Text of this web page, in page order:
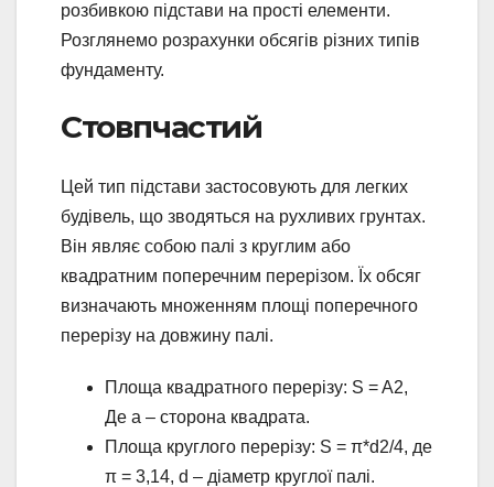
розбивкою підстави на прості елементи.
Розглянемо розрахунки обсягів різних типів
фундаменту.
Стовпчастий
Цей тип підстави застосовують для легких
будівель, що зводяться на рухливих грунтах.
Він являє собою палі з круглим або
квадратним поперечним перерізом. Їх обсяг
визначають множенням площі поперечного
перерізу на довжину палі.
Площа квадратного перерізу: S = A2,
Де a – сторона квадрата.
Площа круглого перерізу: S = π*d2/4, де
π = 3,14, d – діаметр круглої палі.